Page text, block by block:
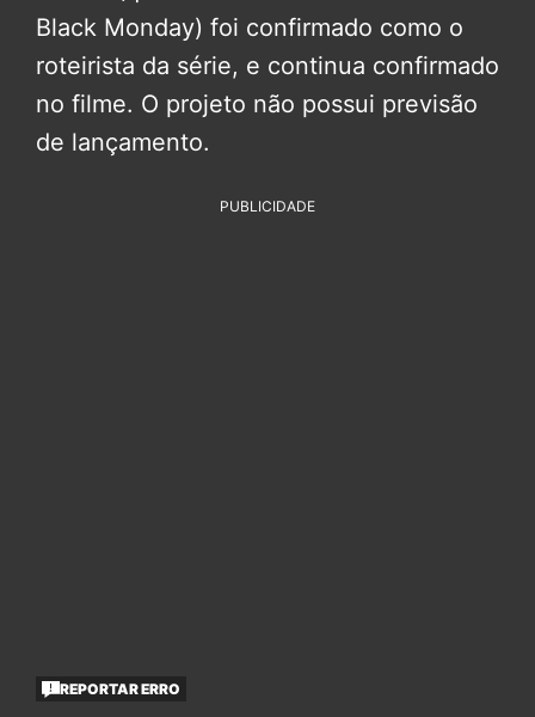
Black Monday) foi confirmado como o
roteirista da série, e continua confirmado
no filme. O projeto não possui previsão
de lançamento.
PUBLICIDADE
REPORTAR ERRO